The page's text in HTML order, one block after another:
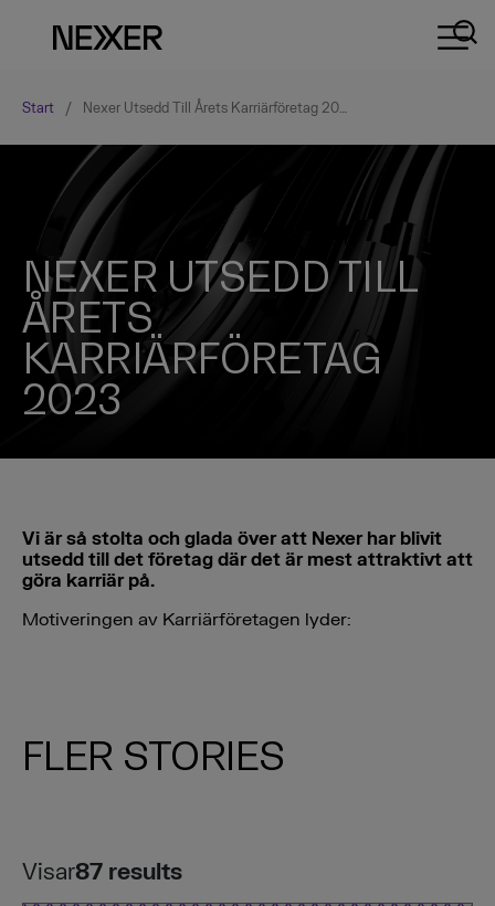
Start / Nexer Utsedd Till Årets Karriärföretag 2023
NEXER UTSEDD TILL
ÅRETS
KARRIÄRFÖRETAG
2023
Vi är så stolta och glada över att Nexer har blivit
utsedd till det företag där det är mest attraktivt att
göra karriär på.
Motiveringen av Karriärföretagen lyder:
FLER STORIES
Visar87 results